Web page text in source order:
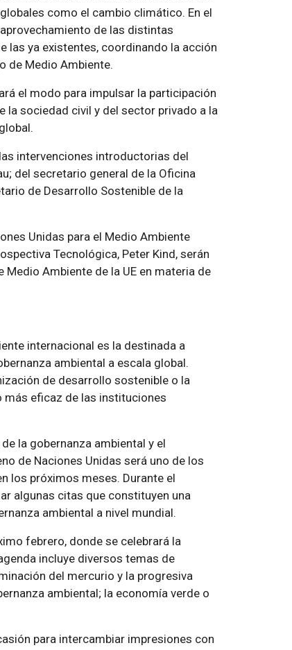
como el cambio climático. En el
de las distintas
las ya existentes, coordinando la acción
de Medio Ambiente.
el modo para impulsar la participación
la sociedad civil y del sector privado a la
intervenciones introductorias del
del secretario general de la Oficina
de Desarrollo Sostenible de la
Unidas para el Medio Ambiente
Tecnológica, Peter Kind, serán
Ambiente de la UE en materia de
internacional es la destinada a
ambiental a escala global.
de desarrollo sostenible o la
más eficaz de las instituciones
la gobernanza ambiental y el
de Naciones Unidas será uno de los
los próximos meses. Durante el
algunas citas que constituyen una
ambiental a nivel mundial.
febrero, donde se celebrará la
incluye diversos temas de
del mercurio y la progresiva
ambiental; la economía verde o
para intercambiar impresiones con